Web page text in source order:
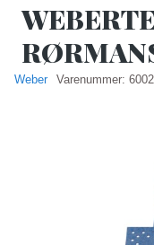
Weber Varenummer: